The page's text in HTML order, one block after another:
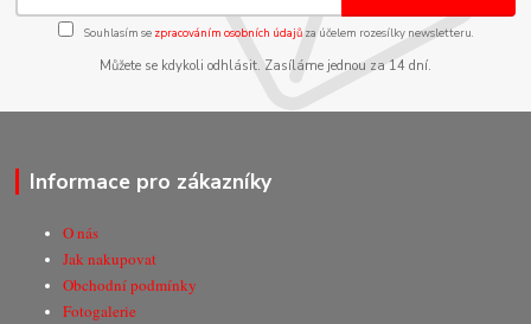
Souhlasím se zpracováním osobních údajůza účelem rozesílky newsletteru.
Můžete se kdykoli odhlásit. Zasíláme jednou za 14 dní.
Informace pro zákazníky
O nás
Jak nakupovat
Obchodní podmínky
Fotogalerie